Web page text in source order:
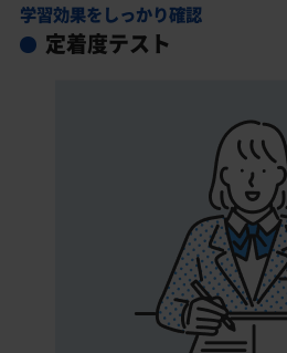
学習効果をしっかり確認
定着度テスト